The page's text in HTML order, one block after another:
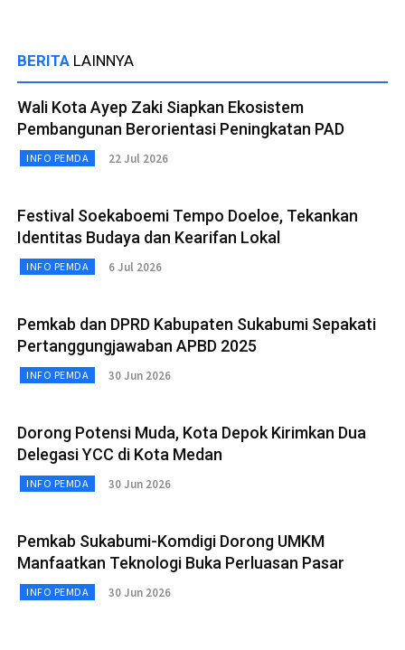
BERITA LAINNYA
Wali Kota Ayep Zaki Siapkan Ekosistem
Pembangunan Berorientasi Peningkatan PAD
INFO PEMDA 22 Jul 2026
Festival Soekaboemi Tempo Doeloe, Tekankan
Identitas Budaya dan Kearifan Lokal
INFO PEMDA 6 Jul 2026
Pemkab dan DPRD Kabupaten Sukabumi Sepakati
Pertanggungjawaban APBD 2025
INFO PEMDA 30 Jun 2026
Dorong Potensi Muda, Kota Depok Kirimkan Dua
Delegasi YCC di Kota Medan
INFO PEMDA 30 Jun 2026
Pemkab Sukabumi-Komdigi Dorong UMKM
Manfaatkan Teknologi Buka Perluasan Pasar
INFO PEMDA 30 Jun 2026